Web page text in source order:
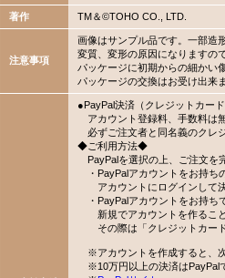
著作 TM＆©TOHO CO., LTD.
注意事項
画像はサンプル品です。一部造
変質、変形の原因になりますの
パッケージに初期からの細かい
パッケージの交換はお受け出来
●PayPal決済（クレジットカード
アカウント登録料、手数料は
必ずご注文者と同名義のクレ
◆ご利用方法◆
PayPalを選択の上、ご注文を
・PayPalアカウントをお持ち
アカウントにログインして決
・PayPalアカウントをお持ち
新規でアカウントを作ること
その際は「クレジットカード
※アカウントを作成すると、次
※10万円以上の決済はPayPal